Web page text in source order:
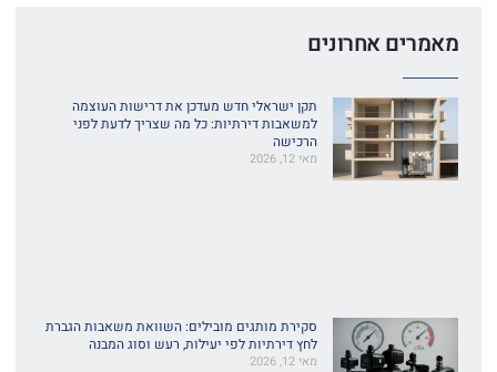
מאמרים אחרונים
תקן ישראלי חדש מעדכן את דרישות העוצמה
למשאבות דירתיות: כל מה שצריך לדעת לפני
הרכישה
מאי 12, 2026
סקירת מותגים מובילים: השוואת משאבות הגברת
לחץ דירתיות לפי יעילות, רעש וסוג המבנה
מאי 12, 2026